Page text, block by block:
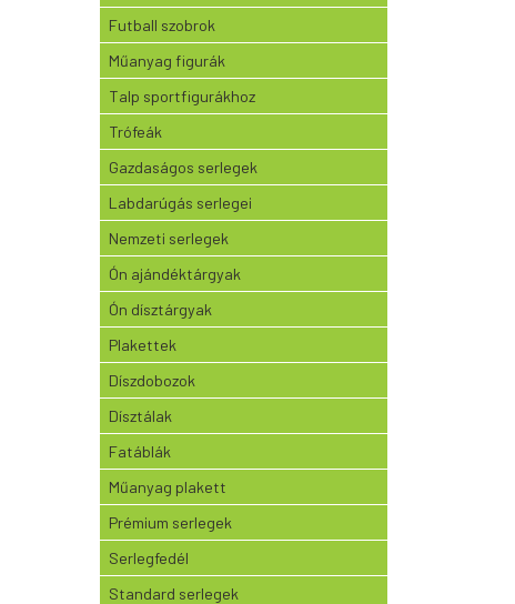
Futball szobrok
Műanyag figurák
Talp sportfigurákhoz
Trófeák
Gazdaságos serlegek
Labdarúgás serlegei
Nemzeti serlegek
Ón ajándéktárgyak
Ón dísztárgyak
Plakettek
Díszdobozok
Dísztálak
Fatáblák
Műanyag plakett
Prémium serlegek
Serlegfedél
Standard serlegek